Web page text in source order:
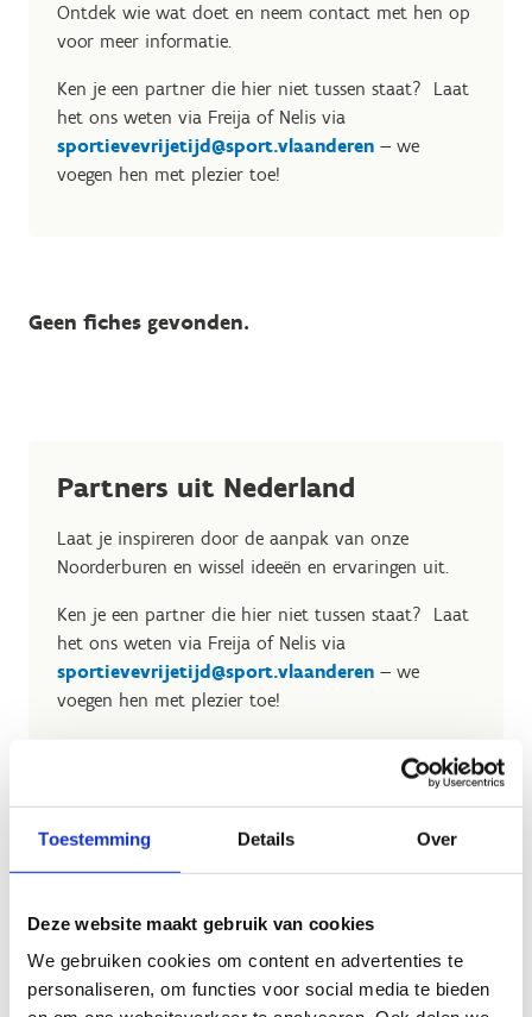
Toestemming Details Over
Deze website maakt gebruik van cookies
We gebruiken cookies om content en advertenties te
personaliseren, om functies voor social media te bieden
Ontdek wie wat doet en neem contact met hen op
voor meer informatie.
Ken je een partner die hier niet tussen staat? Laat
het ons weten via Freija of Nelis via
sportievevrijetijd@sport.vlaanderen — we
voegen hen met plezier toe!
Geen fiches gevonden.
Partners uit Nederland
Laat je inspireren door de aanpak van onze
Noorderburen en wissel ideeën en ervaringen uit.
Ken je een partner die hier niet tussen staat? Laat
het ons weten via Freija of Nelis via
sportievevrijetijd@sport.vlaanderen — we
voegen hen met plezier toe!
Geen fiches gevonden.